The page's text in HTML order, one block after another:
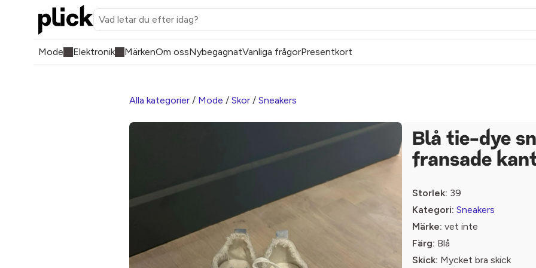
Mode Elektronik MärkenOm ossNybegagnatVanliga frågorPresentkort
Alla kategorier / Mode / Skor / Sneakers
Blå tie-dye
fransade
Storlek: 39
Kategori: Sneakers
Märke: vet inte
Färg: Blå
Skick: Mycket bra skick